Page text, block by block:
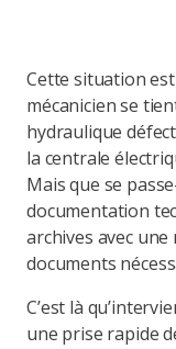
Cette situation
mécanicien se
hydraulique
la centrale
Mais que se
documentation
archives avec
documents
C’est là
une prise rapide